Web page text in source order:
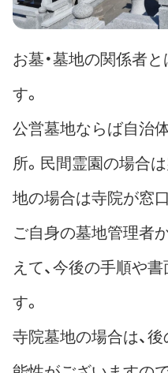
お墓・墓地の関係者
す。
公営墓地ならば自治
所。民間霊園の場合
地の場合は寺院が窓
ご自身の墓地管理者
えて、今後の手順や
す。
寺院墓地の場合は、